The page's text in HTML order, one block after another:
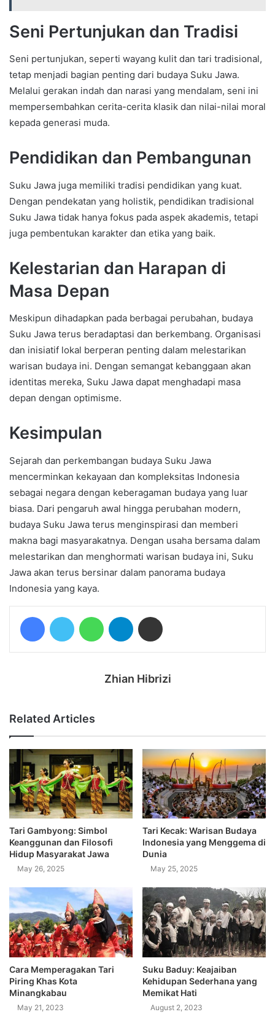
Seni Pertunjukan dan Tradisi
Seni pertunjukan, seperti wayang kulit dan tari tradisional,
tetap menjadi bagian penting dari budaya Suku Jawa.
Melalui gerakan indah dan narasi yang mendalam, seni ini
mempersembahkan cerita-cerita klasik dan nilai-nilai moral
kepada generasi muda.
Pendidikan dan Pembangunan
Suku Jawa juga memiliki tradisi pendidikan yang kuat.
Dengan pendekatan yang holistik, pendidikan tradisional
Suku Jawa tidak hanya fokus pada aspek akademis, tetapi
juga pembentukan karakter dan etika yang baik.
Kelestarian dan Harapan di
Masa Depan
Meskipun dihadapkan pada berbagai perubahan, budaya
Suku Jawa terus beradaptasi dan berkembang. Organisasi
dan inisiatif lokal berperan penting dalam melestarikan
warisan budaya ini. Dengan semangat kebanggaan akan
identitas mereka, Suku Jawa dapat menghadapi masa
depan dengan optimisme.
Kesimpulan
Sejarah dan perkembangan budaya Suku Jawa
mencerminkan kekayaan dan kompleksitas Indonesia
sebagai negara dengan keberagaman budaya yang luar
biasa. Dari pengaruh awal hingga perubahan modern,
budaya Suku Jawa terus menginspirasi dan memberi
makna bagi masyarakatnya. Dengan usaha bersama dalam
melestarikan dan menghormati warisan budaya ini, Suku
Jawa akan terus bersinar dalam panorama budaya
Indonesia yang kaya.
Zhian Hibrizi
Related Articles
Tari Gambyong: Simbol
Keanggunan dan Filosofi
Hidup Masyarakat Jawa
May 26, 2025
Tari Kecak: Warisan Budaya
Indonesia yang Menggema di
Dunia
May 25, 2025
Cara Memperagakan Tari
Piring Khas Kota
Minangkabau
May 21, 2023
Suku Baduy: Keajaiban
Kehidupan Sederhana yang
Memikat Hati
August 2, 2023